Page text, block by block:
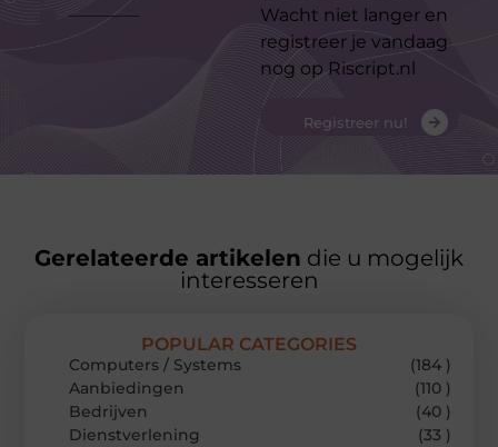
Wacht niet langer en
registreer je vandaag
nog op Riscript.nl
Registreer nu!
Gerelateerde artikelen die u mogelijk
interesseren
POPULAR CATEGORIES
Computers / Systems
(184 )
Aanbiedingen
(110 )
Bedrijven
(40 )
Dienstverlening
(33 )